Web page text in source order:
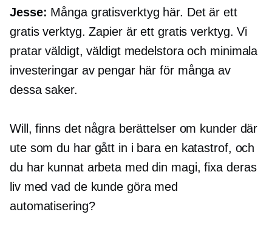
Jesse: Många gratisverktyg här. Det är ett
gratis verktyg. Zapier är ett gratis verktyg. Vi
pratar väldigt, väldigt medelstora och minimala
investeringar av pengar här för många av
dessa saker.
Will, finns det några berättelser om kunder där
ute som du har gått in i bara en katastrof, och
du har kunnat arbeta med din magi, fixa deras
liv med vad de kunde göra med
automatisering?